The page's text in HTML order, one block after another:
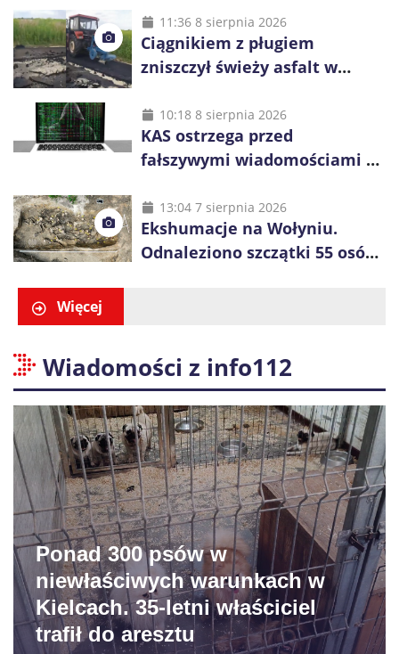
i Ugły
11:36 8 sierpnia 2026
Ciągnikiem z pługiem
zniszczył świeży asfalt w
60-latka
10:18 8 sierpnia 2026
KAS ostrzega przed
fałszywymi wiadomościami o
48 godzin
13:04 7 sierpnia 2026
Ekshumacje na Wołyniu.
Odnaleziono szczątki 55 osób,
Więcej
Wiadomości z info112
Ponad 300 psów w
niewłaściwych warunkach w
Kielcach. 35-letni właściciel
trafił do aresztu